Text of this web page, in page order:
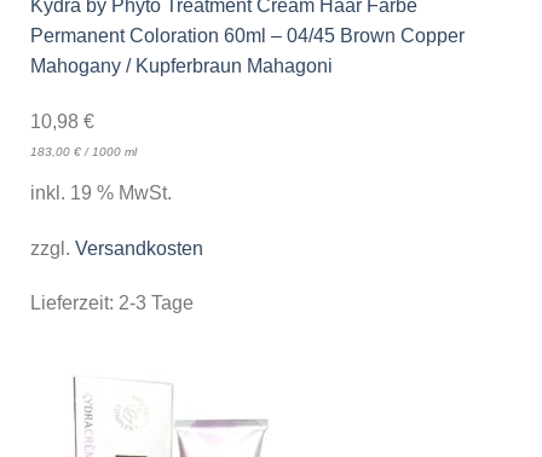
Kydra by Phyto Treatment Cream Haar Farbe
Permanent Coloration 60ml – 04/45 Brown Copper
Mahogany / Kupferbraun Mahagoni
10,98 €
183,00 €/ 1000 ml
inkl. 19 % MwSt.
zzgl. Versandkosten
Lieferzeit: 2-3 Tage